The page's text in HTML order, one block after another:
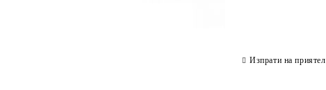
Изпрати на приятел